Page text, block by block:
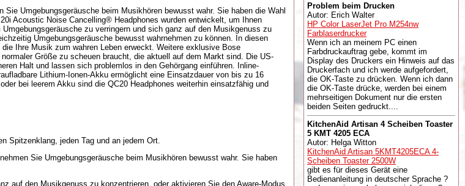
Umgebungsgeräusche beim Musikhören bewusst wahr. Sie haben die Wahl
Acoustic Noise Cancelling® Headphones wurden entwickelt, um Ihnen
zu verringern und sich ganz auf den Musikgenuss zu
Umgebungsgeräusche bewusst wahrnehmen zu können. In diesen
Ihre Musik zum wahren Leben erweckt. Weitere exklusive Bose
Größe zu scheuen braucht, die aktuell auf dem Markt sind. Die US-
Halt und lassen sich problemlos in den Gehörgang einführen. Inline-
Lithium-Ionen-Akku ermöglicht eine Einsatzdauer von bis zu 16
bei leerem Akku sind die QC20 Headphones weiterhin einsatzfähig und
Spitzenklang, jeden Tag und an jedem Ort.
Sie Umgebungsgeräusche beim Musikhören bewusst wahr. Sie haben
auf den Musikgenuss zu konzentrieren, oder aktivieren Sie den Aware-Modus,
Problem beim Drucken
Autor: Erich Walter
HP Color LaserJet Pro M254nw
Farblaserdrucker
Wenn ich an meinem PC einen
Farbdruckauftrag gebe, kommt im
Display des Druckers ein Hinweis auf das
Druckerfach und ich werde aufgefordert,
die OK-Taste zu drücken. Wenn ich dann
die OK-Taste drücke, werden bei einem
mehrseitigen Dokument nur die ersten
beiden Seiten gedruckt....
KitchenAid Artisan 4 Scheiben Toaster
5 KMT 4205 ECA
Autor: Helga Witton
KitchenAid Artisan 5KMT4205ECA 4-
Scheiben Toaster 2500W
gibt es für dieses Gerät eine
Bedienanleitung in deutscher Sprache ?